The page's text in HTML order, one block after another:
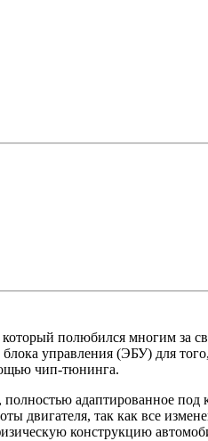
полюбился многим за
блока управления (ЭБУ)
чип-тюнинга.
адаптированное
двигателя, так как все
конструкцию